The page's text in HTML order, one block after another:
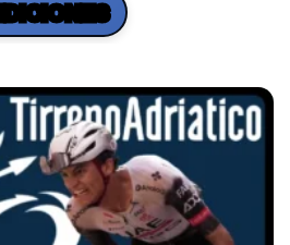
EDICIONES